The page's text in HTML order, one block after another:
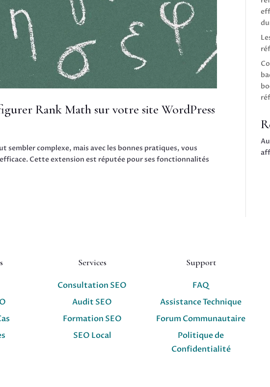
Rank Math sur votre site WordPress
sembler complexe, mais avec les bonnes pratiques, vous
Cette extension est réputée pour ses fonctionnalités
Services
Consultation SEO
Audit SEO
Formation SEO
SEO Local
Support
FAQ
Assistance Technique
Forum Communautaire
Politique de
Confidentialité